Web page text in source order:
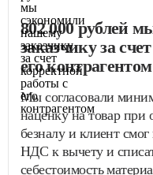
802 000 рублей
заказчику за
его контрагентом
Мы согласовали
наценку на товар при
безналу и клиент
НДС к вычету и
себестоимость